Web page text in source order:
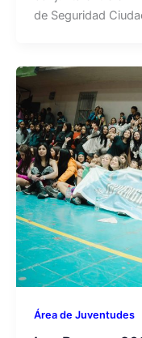
de Seguridad
Área de Juventudes